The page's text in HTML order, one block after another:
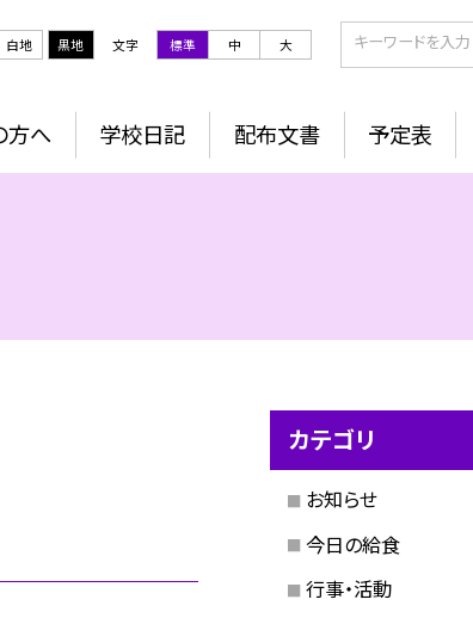
白地 黒地 文字 標準 中 大
方へ 学校日記 配布文書 予定表
カテゴリ
お知らせ
今日の給食
行事・活動